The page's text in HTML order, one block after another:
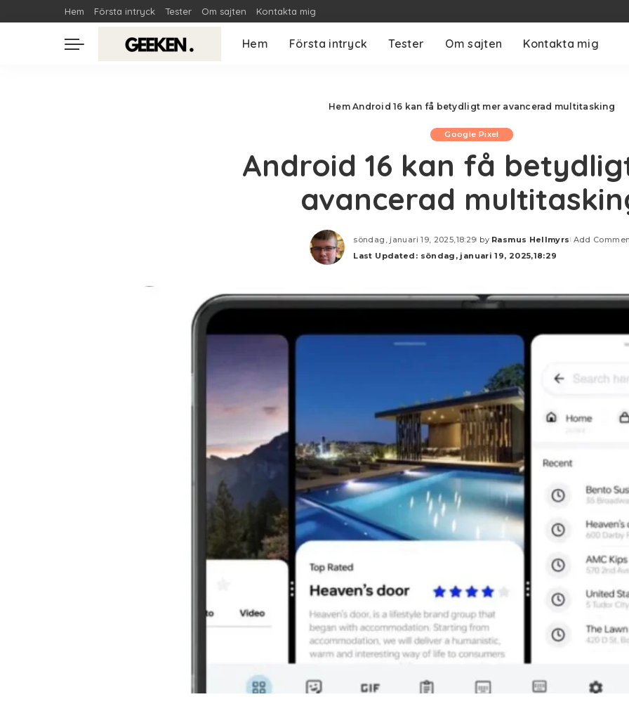
Hem Första intryck Tester Om sajten Kontakta mig
Hem Första intryck Tester Om sajten Kontakta mig
Hem Android 16 kan få betydligt mer avancerad multitasking
Google Pixel
Android 16 kan få
avancerad
söndag, januari 19, 2025,18:29
Posted
by
by Rasmus Hellmyrs Add
Last Updated: söndag, januari 19, 2025,18:29